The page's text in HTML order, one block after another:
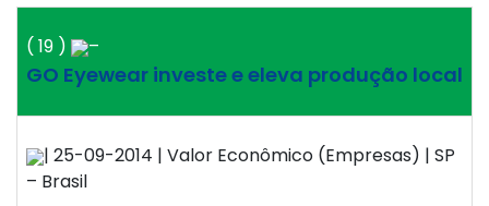
( 19 ) –
GO Eyewear investe e eleva produção local
| 25-09-2014 | Valor Econômico (Empresas) | SP
– Brasil